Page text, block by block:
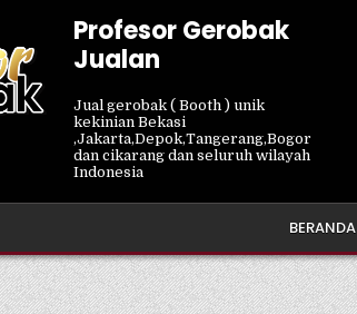
Profesor Gerobak
Jualan
Jual gerobak ( Booth ) unik
kekinian Bekasi
,Jakarta,Depok,Tangerang,Bogor
dan cikarang dan seluruh wilayah
Indonesia
BERANDA